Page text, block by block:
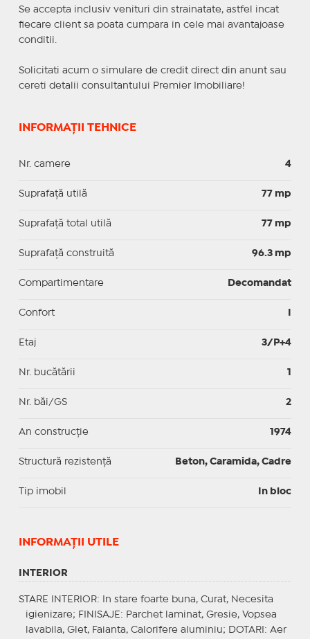
Se accepta inclusiv venituri din strainatate, astfel incat
fiecare client sa poata cumpara in cele mai avantajoase
conditii.
Solicitati acum o simulare de credit direct din anunt sau
cereti detalii consultantului Premier Imobiliare!
INFORMAȚII TEHNICE
Nr. camere 4
Suprafaţă utilă 77 mp
Suprafaţă total utilă 77 mp
Suprafaţă construită 96.3 mp
Compartimentare Decomandat
Confort
Etaj 3/P+4
Nr. bucătării 1
Nr. băi/GS 2
An construcție 1974
Structură rezistență Beton, Caramida, Cadre
Tip imobil In bloc
INFORMAŢII UTILE
INTERIOR
STARE INTERIOR: In stare foarte buna, Curat, Necesita
igienizare; FINISAJE : Parchet laminat, Gresie, Vopsea
lavabila, Glet, Faianta, Calorifere aluminiu;
DOTARI : Aer